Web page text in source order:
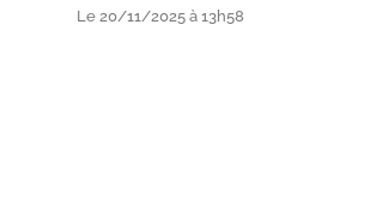
Le 20/11/2025 à 13h58